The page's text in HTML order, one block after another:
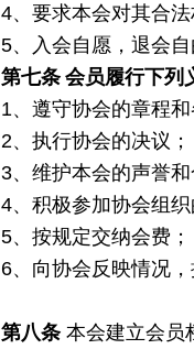
4、要求本会对其合
5、入会自愿，退会
第七条 会员履行下列
1、遵守协会的章程
2、执行协会的决议；
3、维护本会的声誉
4、积极参加协会组
5、按规定交纳会费；
6、向协会反映情况
第八条 本会建立会员